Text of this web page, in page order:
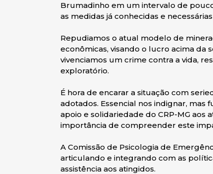
Brumadinho em um intervalo de
as medidas já conhecidas e
Repudiamos o atual modelo de
econômicas, visando o lucro acima da
vivenciamos um crime contra a vida,
exploratório.
É hora de encarar a situação com
adotados. Essencial nos indignar, mas
apoio e solidariedade do CRP-MG aos
importância de compreender este
A Comissão de Psicologia de
articulando e integrando com as
assistência aos atingidos.